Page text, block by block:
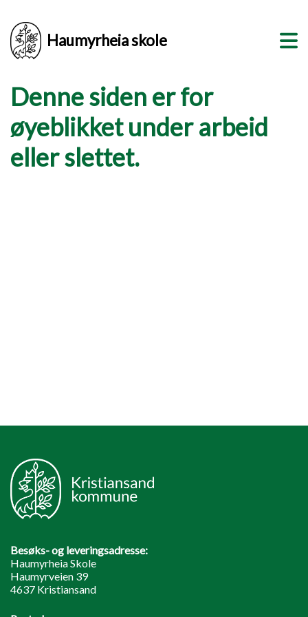
Haumyrheia skole
Denne siden er for
øyeblikket under arbeid
eller slettet.
Besøks- og leveringsadresse:
Haumyrheia Skole
Haumyrveien 39
4637 Kristiansand